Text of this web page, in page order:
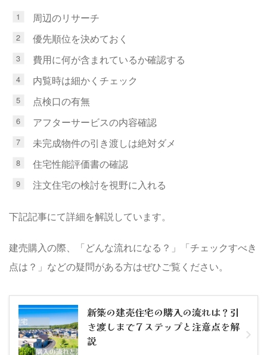
周辺のリサーチ
優先順位を決めておく
費用に何が含まれているか確認する
内覧時は細かくチェック
点検口の有無
アフターサービスの内容確認
未完成物件の引き渡しは絶対ダメ
住宅性能評価書の確認
注文住宅の検討を視野に入れる
下記記事にて詳細を解説しています。
建売購入の際、「どんな流れになる？」「チェックすべき
点は？」などの疑問がある方はぜひご覧ください。
新築の建売住宅の購入の流れは？引
き渡しまで７ステップと注意点を解
説